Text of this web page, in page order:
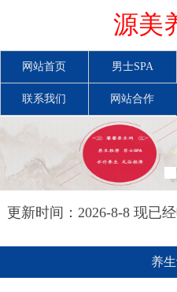
源美
网站首页 男士SPA
联系我们 网站合作
更新时间：2026-8-8 现已
养